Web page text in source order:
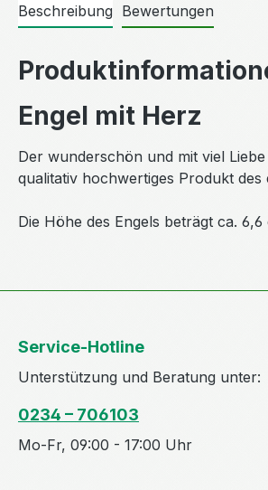
Beschreibung Bewertungen
Engel mit Herz
Der wunderschön und mit viel
qualitativ hochwertiges Produkt
Die Höhe des Engels beträgt ca. 6,6
Service-Hotline
Unterstützung und Beratung unter:
0234 – 706103
Mo-Fr, 09:00 - 17:00 Uhr